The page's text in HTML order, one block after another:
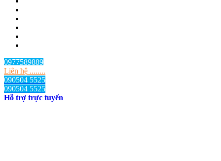
0977589889
Liên hệ ........
090504 5525
090504 5525
Hỗ trợ trực tuyến